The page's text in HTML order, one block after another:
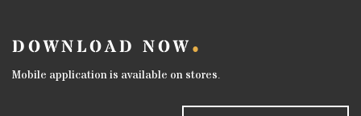
DOWNLOAD NOW
Mobile application is available on stores.